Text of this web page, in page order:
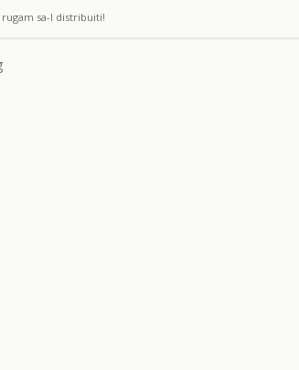
rugam sa-l distribuiti!